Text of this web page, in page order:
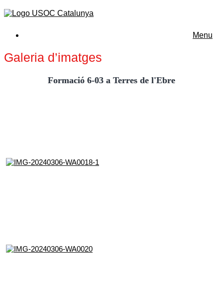
Menu
Galeria d’imatges
Formació 6-03 a Terres de l'Ebre